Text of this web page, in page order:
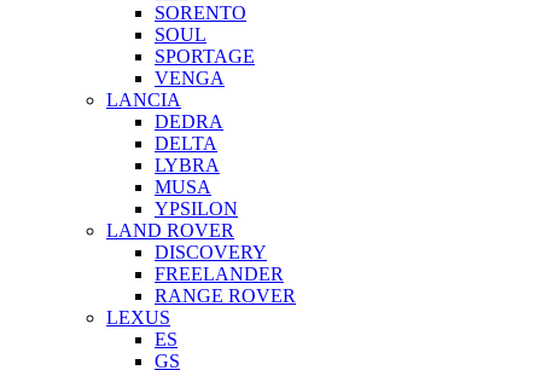
SORENTO
SOUL
SPORTAGE
VENGA
LANCIA
DEDRA
DELTA
LYBRA
MUSA
YPSILON
LAND ROVER
DISCOVERY
FREELANDER
RANGE ROVER
LEXUS
ES
GS